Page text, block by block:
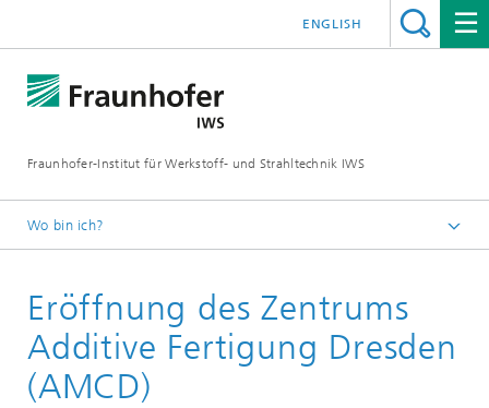
Fraunhofer-Institut für Werkstoff- und Strahltechnik IWS
ENGLISH
Wo bin ich?
Veranstaltungen
Eröffnung des Zentrums
Additive Fertigung Dresden
(AMCD)